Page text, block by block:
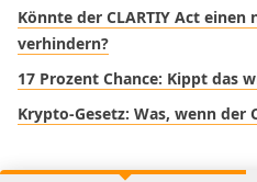
Könnte der CLARTIY Act einen
verhindern?
17 Prozent Chance: Kippt das
Krypto-Gesetz: Was, wenn der